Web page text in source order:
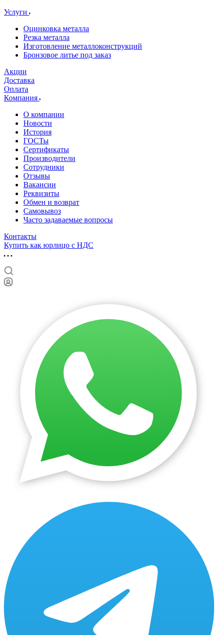
Услуги
Оцинковка металла
Резка металла
Изготовление металлоконструкций
Бронзовое литье под заказ
Акции
Доставка
Оплата
Компания
О компании
Новости
История
ГОСТы
Сертификаты
Производители
Сотрудники
Отзывы
Вакансии
Реквизиты
Обмен и возврат
Самовывоз
Часто задаваемые вопросы
Контакты
Купить как юрлицо с НДС